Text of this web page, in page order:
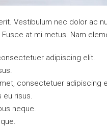
Vestibulum nec dolor ac
at mi metus. Nam
adipiscing elit.
consectetuer adipiscing
eu risus.
neque.